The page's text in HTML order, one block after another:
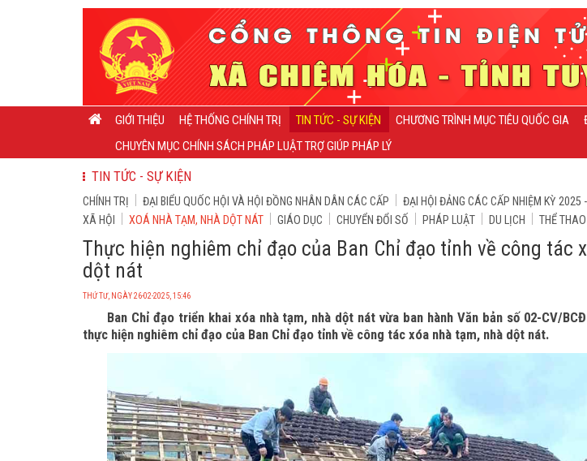
GIỚI THIỆU HỆ THỐNG CHÍNH TRỊ TIN TỨC - SỰ KIỆN CHƯƠNG TRÌNH MỤC TIÊU QUỐC GIA
CHUYÊN MỤC CHÍNH SÁCH PHÁP LUẬT TRỢ GIÚP PHÁP LÝ
TIN TỨC - SỰ KIỆN
CHÍNH TRỊ ĐẠI BIỂU QUỐC HỘI VÀ HỘI ĐỒNG NHÂN DÂN CÁC CẤP ĐẠI HỘI ĐẢNG CÁC CẤP NHIỆM KỲ 2025
XÃ HỘI
XOÁ NHÀ TẠM, NHÀ DỘT NÁT GIÁO DỤC CHUYỂN ĐỔI SỐ PHÁP LUẬT DU LỊCH THỂ THAO
Thực hiện nghiêm chỉ đạo của Ban Chỉ đạo tỉnh về công tác
dột nát
THỨ TƯ, NGÀY 26-02-2025, 15:46
Ban Chỉ đạo triển khai xóa nhà tạm, nhà dột nát vừa ban hành Văn bản số 02-CV/
thực hiện nghiêm chỉ đạo của Ban Chỉ đạo tỉnh về công tác xóa nhà tạm, nhà dột nát.